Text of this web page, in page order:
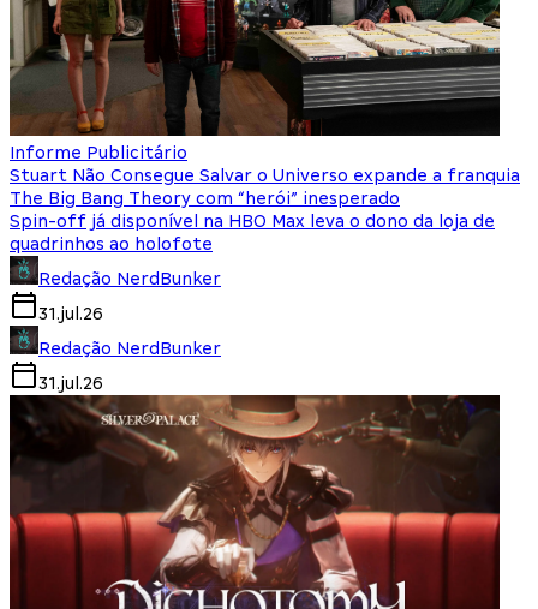
Informe Publicitário
Stuart Não Consegue Salvar o Universo expande a franquia
The Big Bang Theory com “herói” inesperado
Spin-off já disponível na HBO Max leva o dono da loja de
quadrinhos ao holofote
Redação NerdBunker
31.jul.26
Redação NerdBunker
31.jul.26